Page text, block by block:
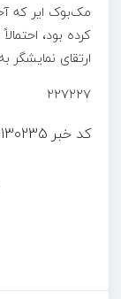
کرده بود، احتمالاً
ارتقای نمایشگر
۲۲۷۲۲۷
کد خبر